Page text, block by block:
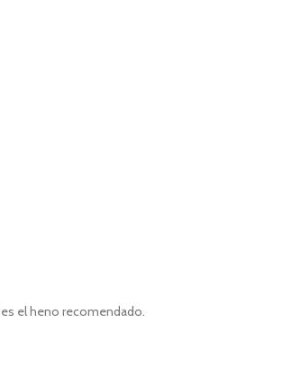
el heno recomendado.